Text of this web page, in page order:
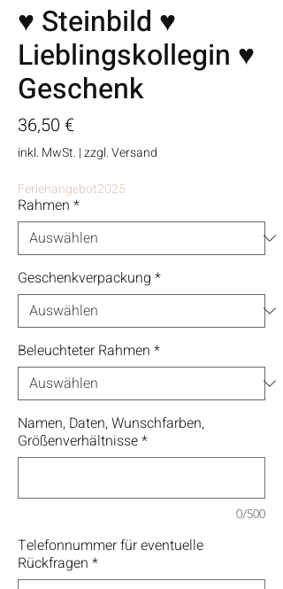
♥ Steinbild ♥
Lieblingskollegin ♥
Geschenk
36,50 €Preis
inkl. MwSt. |zzgl. Versand
Ferienangebot2025
Rahmen *
Geschenkverpackung *
Beleuchteter Rahmen *
Namen, Daten, Wunschfarben,
Größenverhältnisse*
0/500
Telefonnummer für eventuelle
Rückfragen *